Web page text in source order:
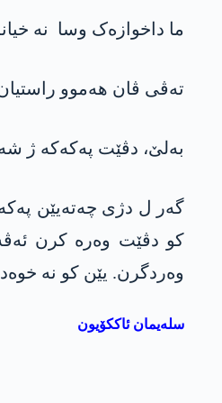
ما داخوازەک وسا نە
تەڤی ڤان ھەموو
بەلێ، دڤێت پەکەکە ژ
کو دڤێت وەرە کرن
وەردگرن. یێن کو نە
سلەیمان ئاککۆیون